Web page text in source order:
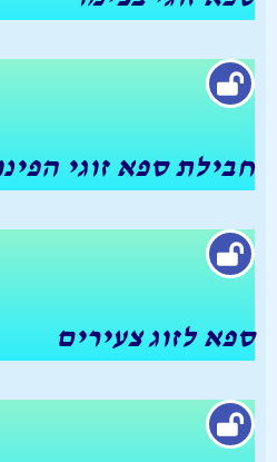
חבילת ספא זוגי
ספא לזוג צעירים